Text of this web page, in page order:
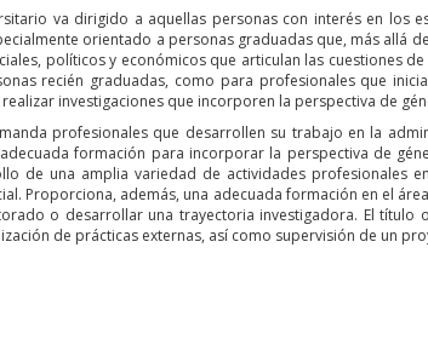
va dirigido a aquellas personas con interés ​​en los
orientado a personas graduadas que, más allá
políticos y económicos que articulan las cuestiones
recién graduadas, como para profesionales que
investigaciones que incorporen la perspectiva de
profesionales que desarrollen su trabajo en la
formación para incorporar la perspectiva de
de una amplia variedad de actividades profesionales
Proporciona, además, una adecuada formación en el
o desarrollar una trayectoria investigadora. El
de prácticas externas, así como supervisión de un